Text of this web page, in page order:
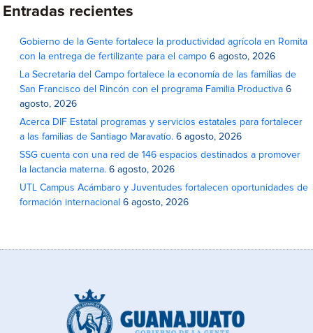
Entradas recientes
Gobierno de la Gente fortalece la productividad agrícola en Romita
con la entrega de fertilizante para el campo 6 agosto, 2026
La Secretaria del Campo fortalece la economía de las familias de
San Francisco del Rincón con el programa Familia Productiva 6
agosto, 2026
Acerca DIF Estatal programas y servicios estatales para fortalecer
a las familias de Santiago Maravatío. 6 agosto, 2026
SSG cuenta con una red de 146 espacios destinados a promover
la lactancia materna. 6 agosto, 2026
UTL Campus Acámbaro y Juventudes fortalecen oportunidades de
formación internacional 6 agosto, 2026